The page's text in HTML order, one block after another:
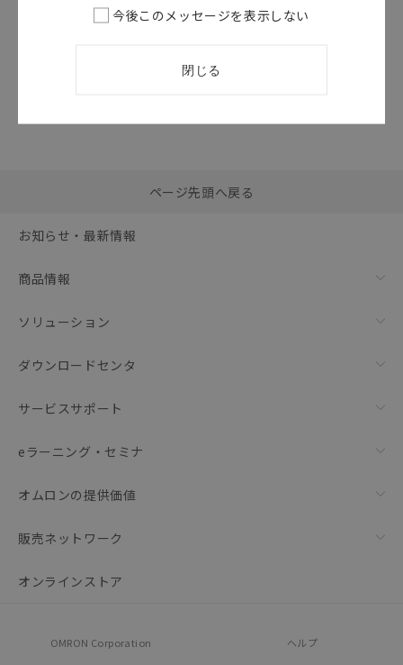
括ダウンロード
ページ先頭へ戻る
お知らせ・最新情報
商品情報
ソリューション
ダウンロードセンタ
サービスサポート
eラーニング・セミナ
オムロンの提供価値
販売ネットワーク
オンラインストア
OMRON Corporation ヘルプ
今後このメッセージを表示しない
閉じる